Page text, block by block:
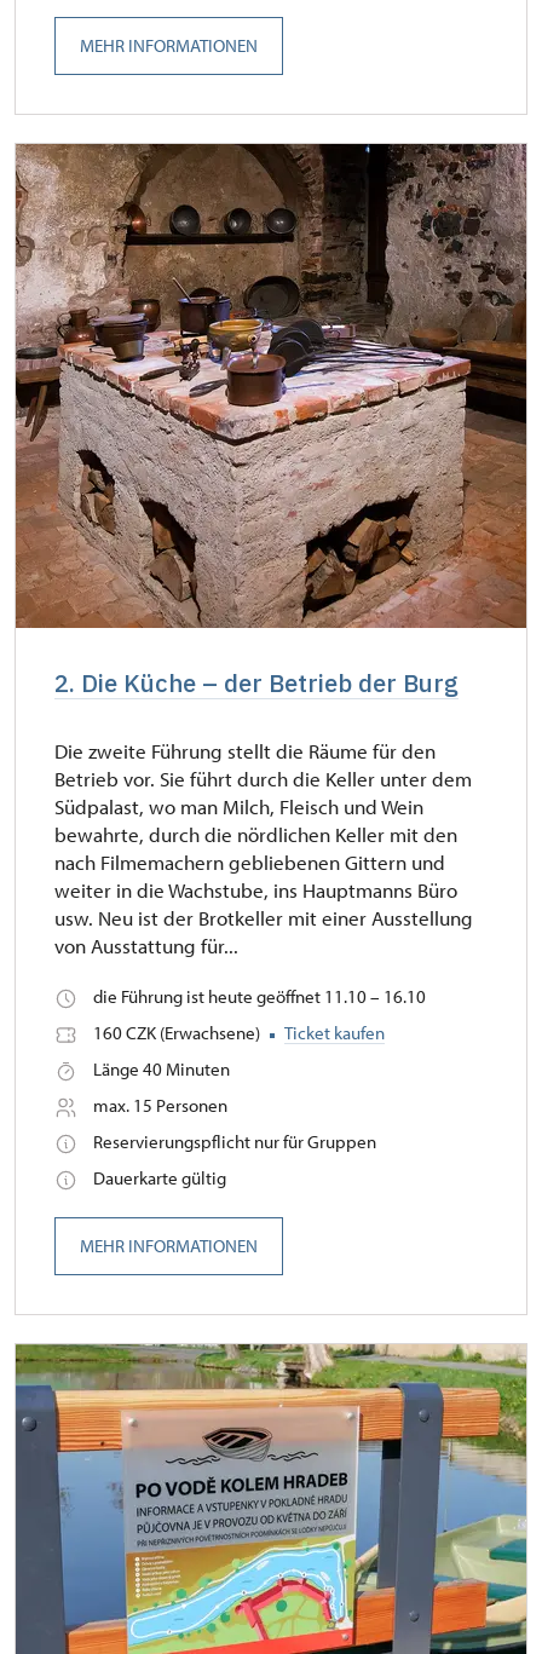
MEHR INFORMATIONEN
2. Die Küche – der Betrieb der Burg
Die zweite Führung stellt die Räume für den
Betrieb vor. Sie führt durch die Keller unter dem
Südpalast, wo man Milch, Fleisch und Wein
bewahrte, durch die nördlichen Keller mit den
nach Filmemachern gebliebenen Gittern und
weiter in die Wachstube, ins Hauptmanns Büro
usw. Neu ist der Brotkeller mit einer Ausstellung
von Ausstattung für...
die Führung ist heute geöffnet 11.10 – 16.10
160 CZK (Erwachsene)
Ticket kaufen
Länge 40 Minuten
max. 15 Personen
Reservierungspflicht nur für Gruppen
Dauerkarte gültig
MEHR INFORMATIONEN